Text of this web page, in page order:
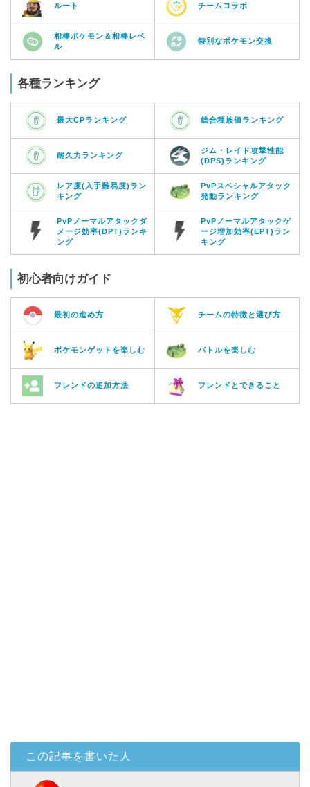
ルート チームコラボ
相棒ポケモン＆相棒レベ
ル
特別なポケモン交換
各種ランキング
最大CPランキング 総合種族値ランキング
耐久力ランキング
ジム・レイド攻撃性能
(DPS)ランキング
レア度(入手難易度)ラン
キング
PvPスペシャルアタック
発動ランキング
PvPノーマルアタックダ
メージ効率(DPT)ランキ
ング
PvPノーマルアタックゲ
ージ増加効率(EPT)ラン
キング
初心者向けガイド
最初の進め方 チームの特徴と選び方
ポケモンゲットを楽しむ バトルを楽しむ
フレンドの追加方法 フレンドとできること
この記事を書いた人